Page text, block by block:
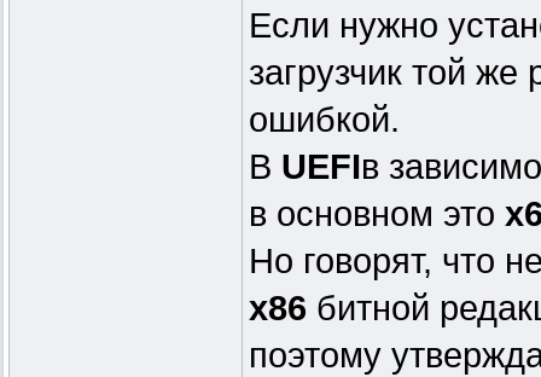
Если нужно
загрузчик той же
ошибкой.
В UEFIв
в основном это
Но говорят, что
х86 битной
поэтому